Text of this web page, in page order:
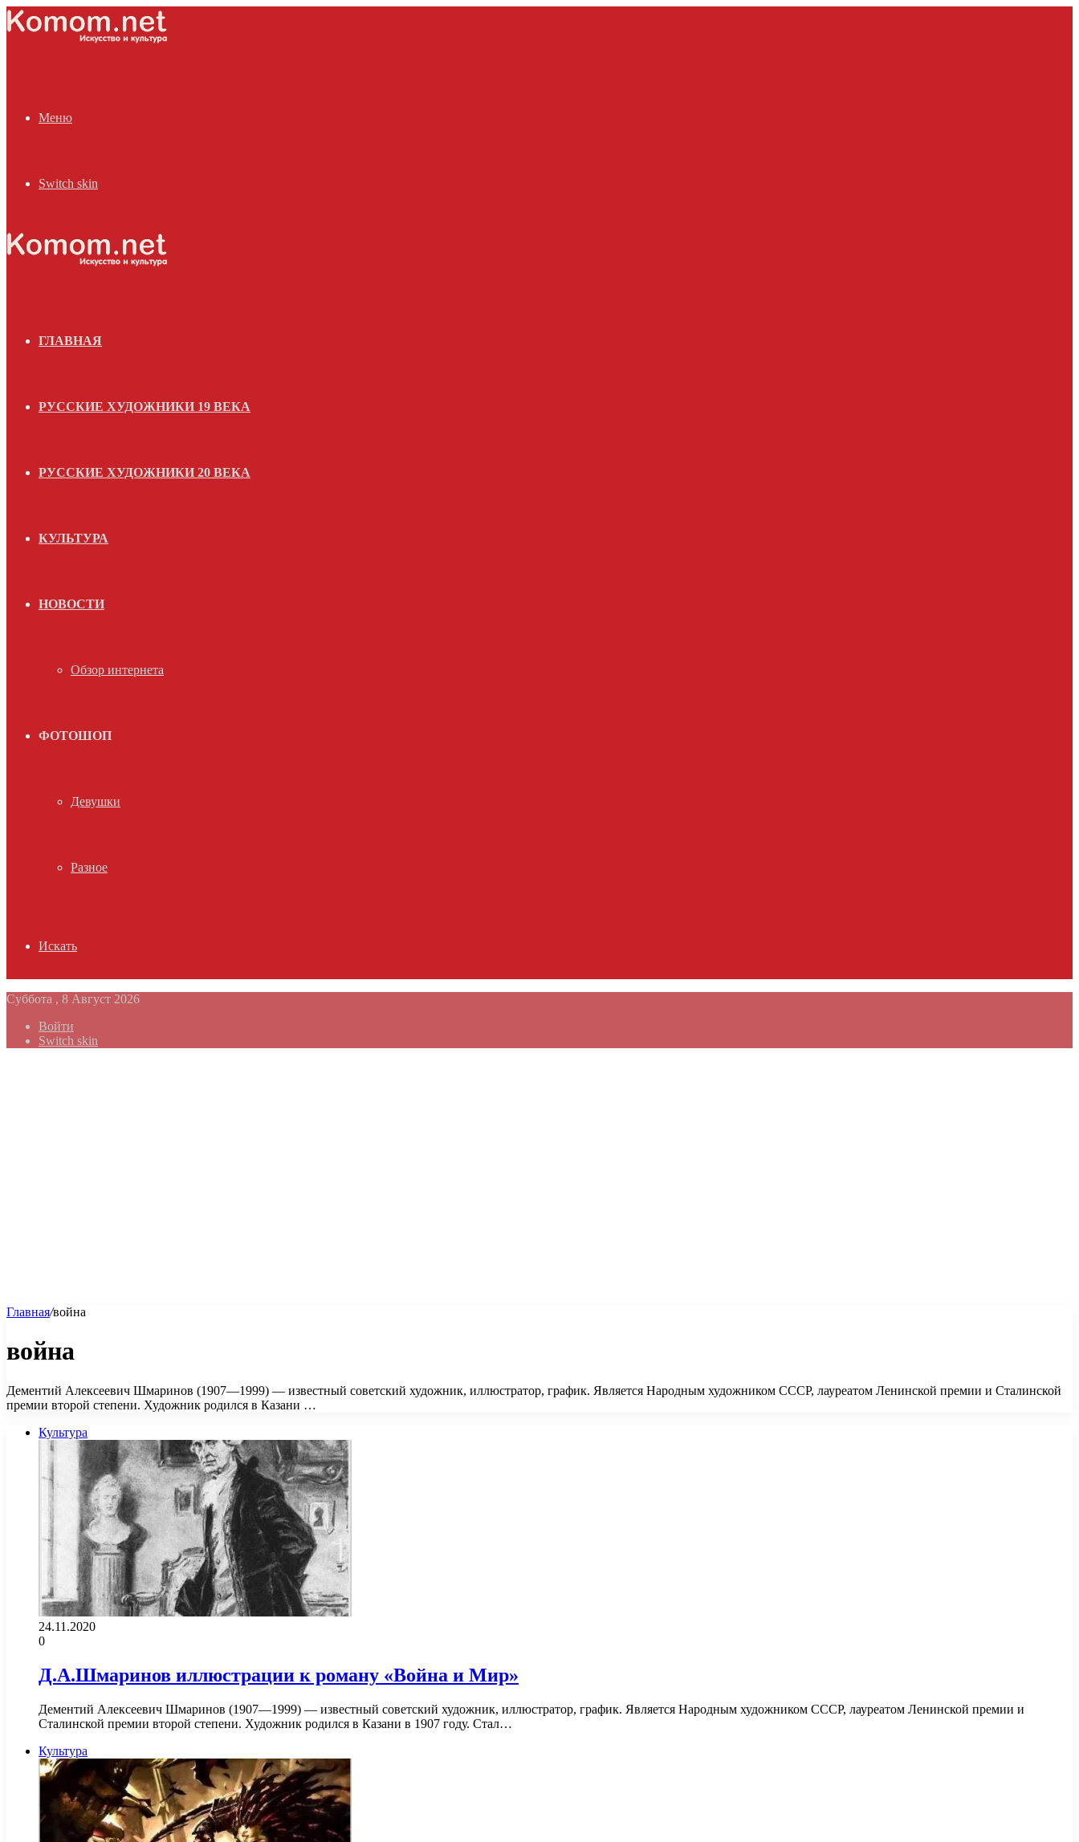
Меню
Switch skin
ГЛАВНАЯ
РУССКИЕ ХУДОЖНИКИ 19 ВЕКА
РУССКИЕ ХУДОЖНИКИ 20 ВЕКА
КУЛЬТУРА
НОВОСТИ
Обзор интернета
ФОТОШОП
Девушки
Разное
Искать
Суббота , 8 Август 2026
Войти
Switch skin
Главная/война
война
Дементий Алексеевич Шмаринов (1907—1999) — известный советский художник, иллюстратор, график. Является Народным художником СССР, лауреатом Ленинской премии и Сталинской
премии второй степени. Художник родился в Казани …
Культура
24.11.2020
0
Д.А.Шмаринов иллюстрации к роману «Война и Мир»
Дементий Алексеевич Шмаринов (1907—1999) — известный советский художник, иллюстратор, график. Является Народным художником СССР, лауреатом Ленинской премии и
Сталинской премии второй степени. Художник родился в Казани в 1907 году. Стал…
Культура